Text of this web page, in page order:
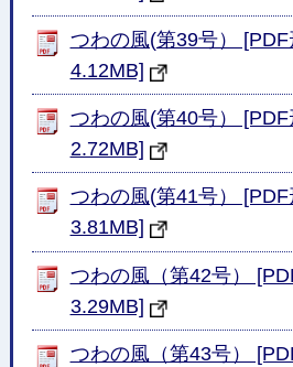
つわの風(第39号） [PDF
4.12MB]
つわの風(第40号） [PDF
2.72MB]
つわの風(第41号） [PDF
3.81MB]
つわの風（第42号）
3.29MB]
つわの風（第43号）